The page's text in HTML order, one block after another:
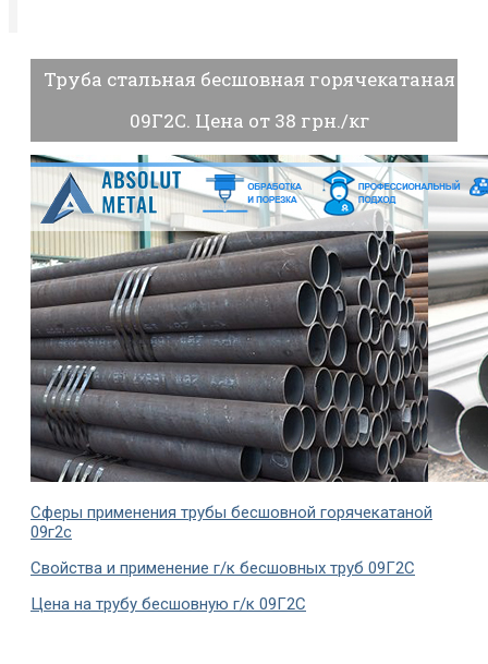
Труба стальная бесшовная горячекатаная
09Г2С. Цена от 38 грн./кг
Сферы применения трубы бесшовной горячекатаной
09г2с
Свойства и применение г/к бесшовных труб 09Г2С
Цена на трубу бесшовную г/к 09Г2С